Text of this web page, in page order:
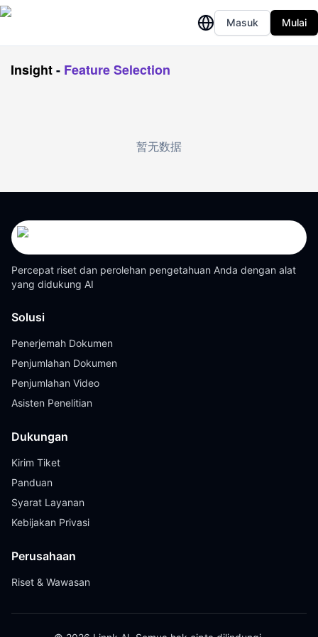
Masuk Mulai
Insight- Feature Selection
暂无数据
Percepat riset dan perolehan pengetahuan Anda dengan alat
yang didukung AI
Solusi
Penerjemah Dokumen
Penjumlahan Dokumen
Penjumlahan Video
Asisten Penelitian
Dukungan
Kirim Tiket
Panduan
Syarat Layanan
Kebijakan Privasi
Perusahaan
Riset & Wawasan